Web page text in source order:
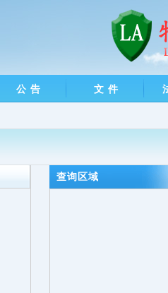
公 告 文 件
查询区域